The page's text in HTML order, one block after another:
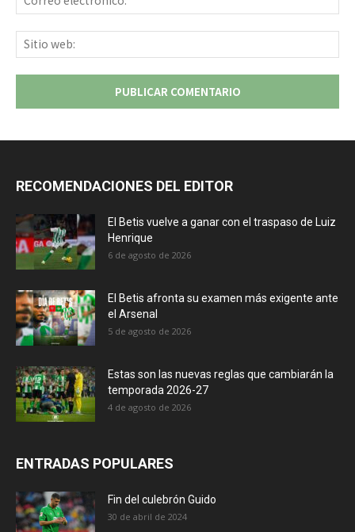
RECOMENDACIONES DEL EDITOR
El Betis vuelve a ganar con el traspaso de Luiz
Henrique
6 de agosto de 2026
El Betis afronta su examen más exigente ante
el Arsenal
5 de agosto de 2026
Estas son las nuevas reglas que cambiarán la
temporada 2026-27
4 de agosto de 2026
ENTRADAS POPULARES
Fin del culebrón Guido
30 de abril de 2024